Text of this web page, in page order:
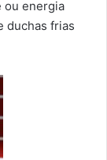
ou energia
duchas frias